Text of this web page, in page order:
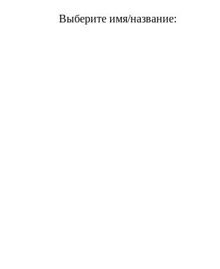
Выберите имя/название: